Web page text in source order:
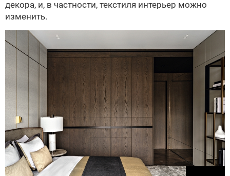
декора, и, в частности, текстиля интерьер можно
изменить.